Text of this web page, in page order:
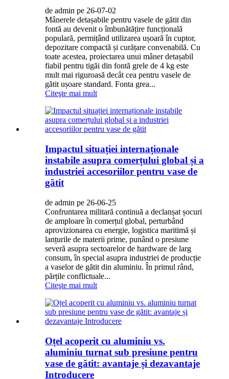
de admin pe 26-07-02
Mânerele detașabile pentru vasele de gătit din
fontă au devenit o îmbunătățire funcțională
populară, permițând utilizarea ușoară în cuptor,
depozitare compactă și curățare convenabilă. Cu
toate acestea, proiectarea unui mâner detașabil
fiabil pentru tigăi din fontă grele de 4 kg este
mult mai riguroasă decât cea pentru vasele de
gătit ușoare standard. Fonta grea...
Citeşte mai mult
Impactul situației internaționale
instabile asupra comerțului global și a
industriei accesoriilor pentru vase de
gătit
de admin pe 26-06-25
Confruntarea militară continuă a declanșat șocuri
de amploare în comerțul global, perturbând
aprovizionarea cu energie, logistica maritimă și
lanțurile de materii prime, punând o presiune
severă asupra sectoarelor de hardware de larg
consum, în special asupra industriei de producție
a vaselor de gătit din aluminiu. În primul rând,
părțile conflictuale...
Citeşte mai mult
Oțel acoperit cu aluminiu vs.
aluminiu turnat sub presiune pentru
vase de gătit: avantaje și dezavantaje
Introducere